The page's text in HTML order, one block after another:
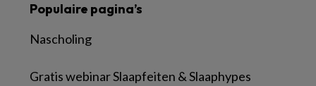
Populaire pagina’s
Nascholing
Gratis webinar Slaapfeiten & Slaaphypes